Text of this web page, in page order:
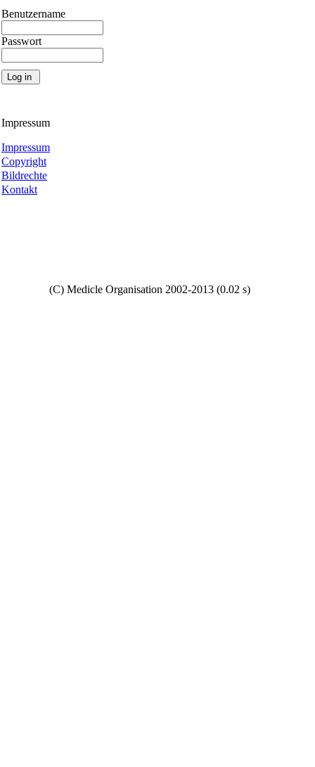
Benutzername
Passwort
Impressum
Impressum
Copyright
Bildrechte
Kontakt
(C) Medicle Organisation 2002-2013 (0.02 s)